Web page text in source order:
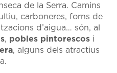
de la Serra. Camins
carboneres, forns de
d’aigua… són, al
, pobles pintorescos i
, alguns dels atractius